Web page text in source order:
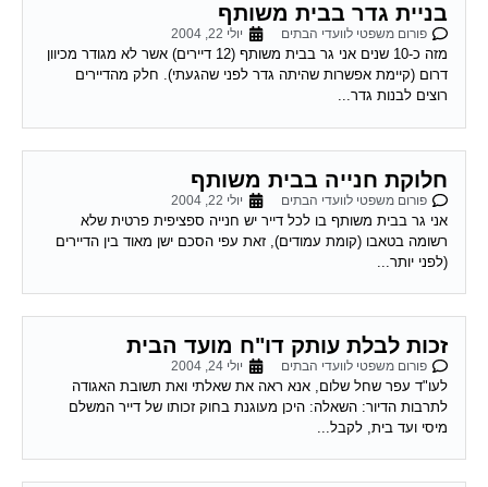
בניית גדר בבית משותף
פורום משפטי לוועדי הבתים יולי 22, 2004
מזה כ-10 שנים אני גר בבית משותף (12 דיירים) אשר לא מגודר מכיוון
דרום (קיימת אפשרות שהיתה גדר לפני שהגעתי). חלק מהדיירים
רוצים לבנות גדר...
חלוקת חנייה בבית משותף
פורום משפטי לוועדי הבתים יולי 22, 2004
אני גר בבית משותף בו לכל דייר יש חנייה ספציפית פרטית שלא
רשומה בטאבו (קומת עמודים), זאת עפי הסכם ישן מאוד בין הדיירים
(לפני יותר...
זכות לבלת עותק דו"ח מועד הבית
פורום משפטי לוועדי הבתים יולי 24, 2004
לעו"ד עפר שחל שלום, אנא ראה את שאלתי ואת תשובת האגודה
לתרבות הדיור: השאלה: היכן מעוגנת בחוק זכותו של דייר המשלם
מיסי ועד בית, לקבל...